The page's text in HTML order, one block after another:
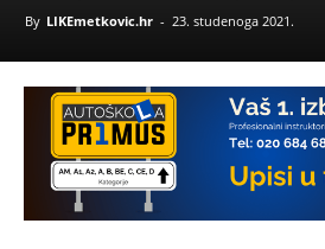
By LIKEmetkovic.hr - 23. studenoga 2021.